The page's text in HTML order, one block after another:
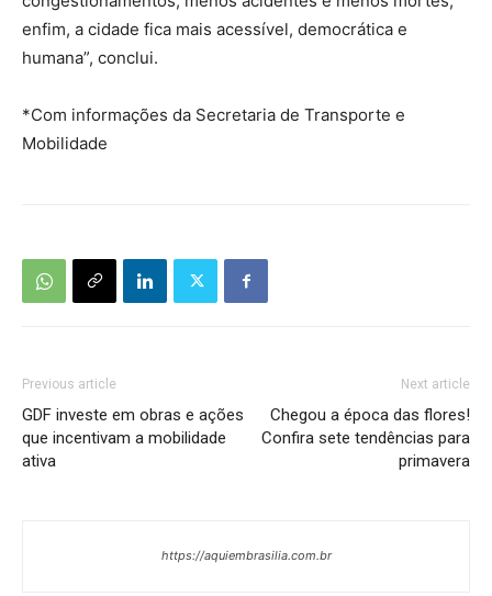
enfim, a cidade fica mais acessível, democrática e
humana”, conclui.
*Com informações da Secretaria de Transporte e
Mobilidade
Previous article
GDF investe em obras e ações
que incentivam a mobilidade
ativa
Next article
Chegou a época das flores!
Confira sete tendências para
primavera
https://aquiembrasilia.com.br